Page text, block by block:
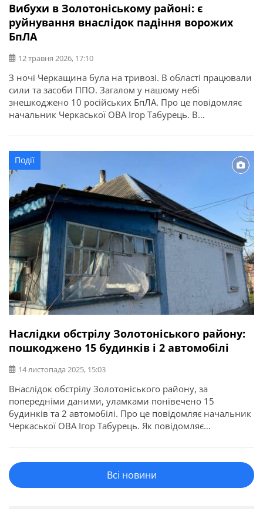
Вибухи в Золотоніському районі: є
руйнування внаслідок падіння ворожих
БпЛА
12 травня 2026, 17:10
З ночі Черкащина була на тривозі. В області працювали
сили та засоби ППО. Загалом у нашому небі
знешкоджено 10 російських БпЛА. Про це повідомляє
начальник Черкаської ОВА Ігор Табурець. В
місцевого господарства. В іншій громаді – внаслідок
падіння БпЛА на відкритій місцевості вибуховою
хвилею пошкоджено вікна трьох житлових […]
Події
Наслідки обстрілу Золотоніського району:
пошкоджено 15 будинків і 2 автомобілі
14 листопада 2025, 15:03
Внаслідок обстрілу Золотоніського району, за
попередніми даними, уламками понівечено 15
будинків та 2 автомобілі. Про це повідомляє начальник
Черкаської ОВА Ігор Табурець. Як повідомляє
БПЛА було зафіксовано в селі Благодатне Золотоніської
громади. “З опівночі, одразу після інциденту, надаємо
допомогу постраждалим. З резервного фонду УЖКГ
виділено плівку, шифер та плити […]
Всі новини